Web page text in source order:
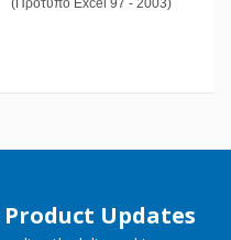
(Πρότυπο Excel 97 - 2003)
Product Updates